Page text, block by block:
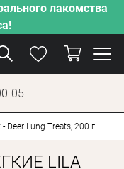
лакомства
05
Deer Lung Treats, 200 г
LILA